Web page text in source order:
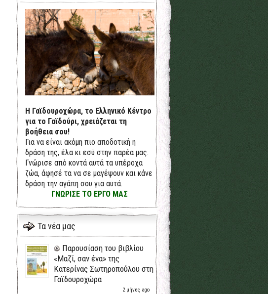
Η Γαϊδουροχώρα, το Ελληνικό Κέντρο
για το Γαϊδούρι, χρειάζεται τη
βοήθεια σου!
Για να είναι ακόμη πιο αποδοτική η
δράση της, έλα κι εσύ στην παρέα μας.
Γνώρισε από κοντά αυτά τα υπέροχα
ζώα, άφησέ τα να σε μαγέψουν και κάνε
δράση την αγάπη σου για αυτά.
ΓΝΩΡΙΣΕ ΤΟ ΕΡΓΟ ΜΑΣ
Τα νέα μας
Παρουσίαση του βιβλίου
«Μαζί, σαν ένα» της
Κατερίνας Σωτηροπούλου στη
Γαϊδουροχώρα
2 μήνες ago